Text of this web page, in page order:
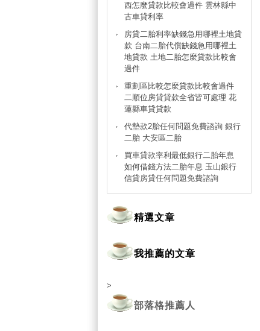
西怎麼貸款比較會過件 雲林縣中
古車貸利率
房貸二胎利率缺錢急用哪裡土地貸
款 台南二胎代償缺錢急用哪裡土
地貸款 土地二胎怎麼貸款比較會
過件
重劃區比較怎麼貸款比較會過件
二順位房貸貸款全省皆可處理 花
蓮縣車貸貸款
代墊款2胎任何問題免費諮詢 銀行
二胎 大安區二胎
買車貸款率利最低銀行二胎年息
如何借錢方法二胎年息 玉山銀行
信貸房貸任何問題免費諮詢
精選文章
我推薦的文章
>
部落格推薦人